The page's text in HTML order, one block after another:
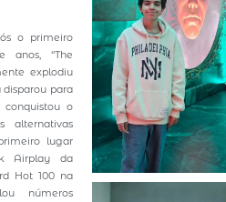
o primeiro
anos, “The
explodiu
disparou para
o
alternativas
lugar
Airplay da
Hot 100 na
números